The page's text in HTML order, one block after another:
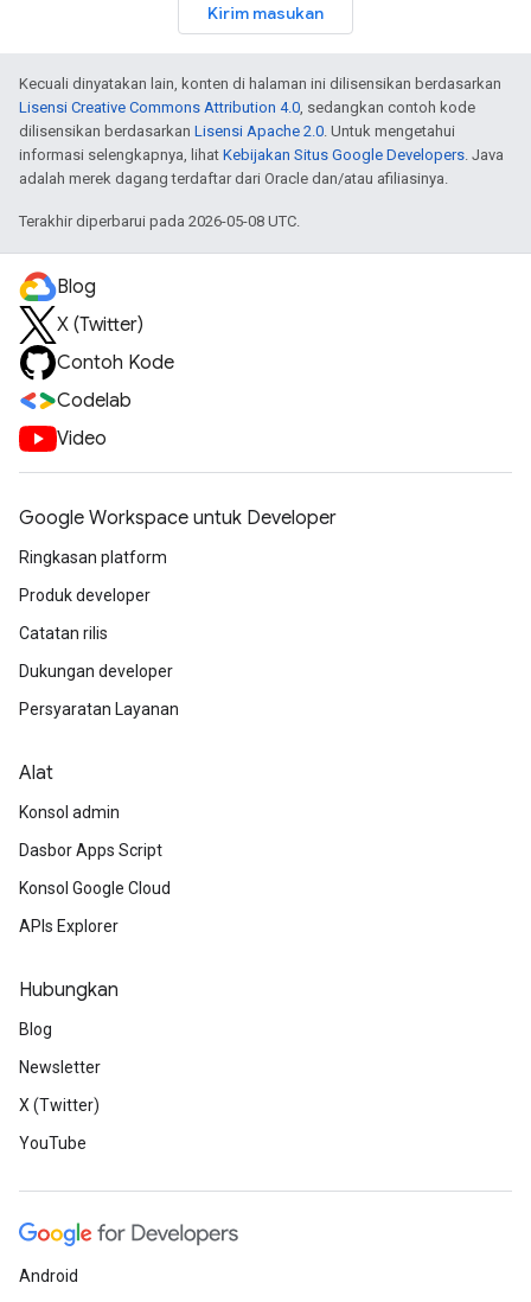
Kirim masukan
Kecuali dinyatakan lain, konten di halaman ini dilisensikan berdasarkan
Lisensi Creative Commons Attribution 4.0, sedangkan contoh kode
dilisensikan berdasarkan Lisensi Apache 2.0. Untuk mengetahui
informasi selengkapnya, lihat Kebijakan Situs Google Developers. Java
adalah merek dagang terdaftar dari Oracle dan/atau afiliasinya.
Terakhir diperbarui pada 2026-05-08 UTC.
Blog
X (Twitter)
Contoh Kode
Codelab
Video
Google Workspace untuk Developer
Ringkasan platform
Produk developer
Catatan rilis
Dukungan developer
Persyaratan Layanan
Alat
Konsol admin
Dasbor Apps Script
Konsol Google Cloud
APIs Explorer
Hubungkan
Blog
Newsletter
X (Twitter)
YouTube
Android